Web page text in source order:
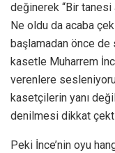
değinerek “Bir tanesi
Ne oldu da acaba
başlamadan önce de
kasetle Muharrem
verenlere
kasetçilerin yanı değil
denilmesi dikkat
Peki İnce’nin oyu